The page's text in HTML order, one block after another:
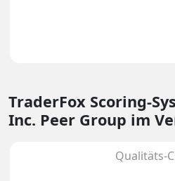
TraderFox Scoring-
Inc. Peer Group im
Qualitäts-